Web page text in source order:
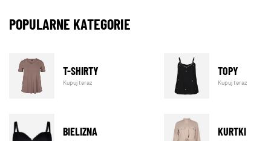
POPULARNE KATEGORIE
T-SHIRTY
Kupuj teraz
TOPY
Kupuj teraz
BIELIZNA KURTKI